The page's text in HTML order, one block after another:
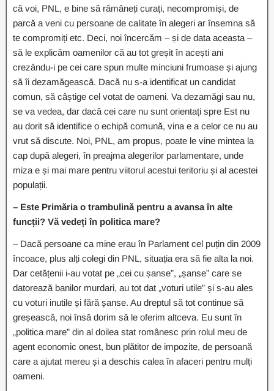
că voi, PNL, e bine să rămâneți curați, necompromiși, de
parcă a veni cu persoane de calitate în alegeri ar însemna să
te compromiți etc. Deci, noi încercăm – și de data aceasta –
să le explicăm oamenilor că au tot greșit în acești ani
crezându-i pe cei care spun multe minciuni frumoase și ajung
să îi dezamăgească. Dacă nu s-a identificat un candidat
comun, să câștige cel votat de oameni. Va dezamăgi sau nu,
se va vedea, dar dacă cei care nu sunt orientați spre Est nu
au dorit să identifice o echipă comună, vina e a celor ce nu au
vrut să discute. Noi, PNL, am propus, poate le vine mintea la
cap după alegeri, în preajma alegerilor parlamentare, unde
miza e și mai mare pentru viitorul acestui teritoriu și al acestei
populații.
– Este Primăria o trambulină pentru a avansa în alte
funcții? Vă vedeți în politica mare?
– Dacă persoane ca mine erau în Parlament cel puțin din 2009
încoace, plus alți colegi din PNL, situația era să fie alta la noi.
Dar cetățenii i-au votat pe „cei cu șanse”, „șanse” care se
datorează banilor murdari, au tot dat „voturi utile” și s-au ales
cu voturi inutile și fără șanse. Au dreptul să tot continue să
greșească, noi însă dorim să le oferim altceva. Eu sunt în
„politica mare” din al doilea stat românesc prin rolul meu de
agent economic onest, bun plătitor de impozite, de persoană
care a ajutat mereu și a deschis calea în afaceri pentru mulți
oameni.